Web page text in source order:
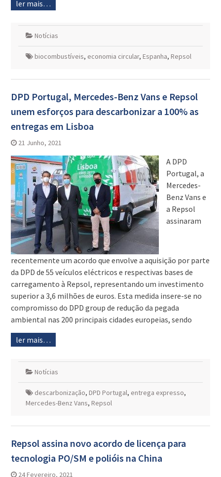
ler mais…
Notícias
biocombustíveis, economia circular, Espanha, Repsol
DPD Portugal, Mercedes-Benz Vans e Repsol
unem esforços para descarbonizar a 100% as
entregas em Lisboa
21 Junho, 2021
A DPD
Portugal, a
Mercedes-
Benz Vans e
a Repsol
assinaram
recentemente um acordo que envolve a aquisição por parte
da DPD de 55 veículos eléctricos e respectivas bases de
carregamento à Repsol, representando um investimento
superior a 3,6 milhões de euros. Esta medida insere-se no
compromisso do DPD group de redução da pegada
ambiental nas 200 principais cidades europeias, sendo
ler mais…
Notícias
descarbonização, DPD Portugal, entrega expresso,
Mercedes-Benz Vans, Repsol
Repsol assina novo acordo de licença para
tecnologia PO/SM e polióis na China
24 Fevereiro, 2021